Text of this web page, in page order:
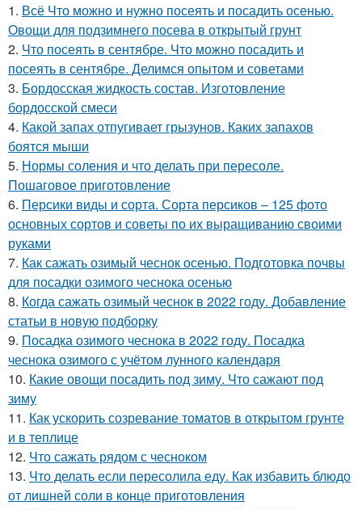
1. Всё Что можно и нужно посеять и посадить осенью.
Овощи для подзимнего посева в открытый грунт
2. Что посеять в сентябре. Что можно посадить и
посеять в сентябре. Делимся опытом и советами
3. Бордосская жидкость состав. Изготовление
бордосской смеси
4. Какой запах отпугивает грызунов. Каких запахов
боятся мыши
5. Нормы соления и что делать при пересоле.
Пошаговое приготовление
6. Персики виды и сорта. Сорта персиков – 125 фото
основных сортов и советы по их выращиванию своими
руками
7. Как сажать озимый чеснок осенью. Подготовка почвы
для посадки озимого чеснока осенью
8. Когда сажать озимый чеснок в 2022 году. Добавление
статьи в новую подборку
9. Посадка озимого чеснока в 2022 году. Посадка
чеснока озимого с учётом лунного календаря
10. Какие овощи посадить под зиму. Что сажают под
зиму
11. Как ускорить созревание томатов в открытом грунте
и в теплице
12. Что сажать рядом с чесноком
13. Что делать если пересолила еду. Как избавить блюдо
от лишней соли в конце приготовления